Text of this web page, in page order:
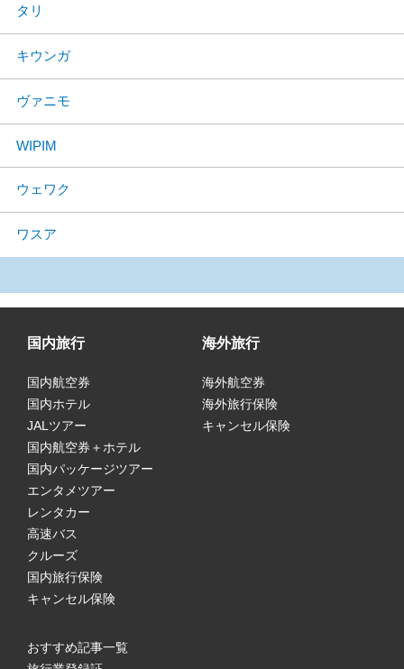
タリ
キウンガ
ヴァニモ
WIPIM
ウェワク
ワスア
国内旅行
国内航空券
国内ホテル
JALツアー
国内航空券＋ホテル
国内パッケージツアー
エンタメツアー
レンタカー
高速バス
クルーズ
国内旅行保険
キャンセル保険
海外旅行
海外航空券
海外旅行保険
キャンセル保険
おすすめ記事一覧